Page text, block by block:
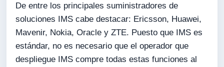
De entre los principales suministradores de
soluciones IMS cabe destacar: Ericsson, Huawei,
Mavenir, Nokia, Oracle y ZTE. Puesto que IMS es
estándar, no es necesario que el operador que
despliegue IMS compre todas estas funciones al